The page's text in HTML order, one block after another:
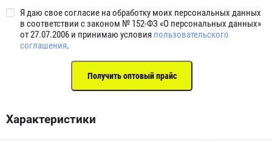
Я даю свое согласие на обработку моих персональных данных
в соответствии с законом № 152-ФЗ «О персональных данных»
от 27.07.2006 и принимаю условия пользовательского
соглашения.
Характеристики